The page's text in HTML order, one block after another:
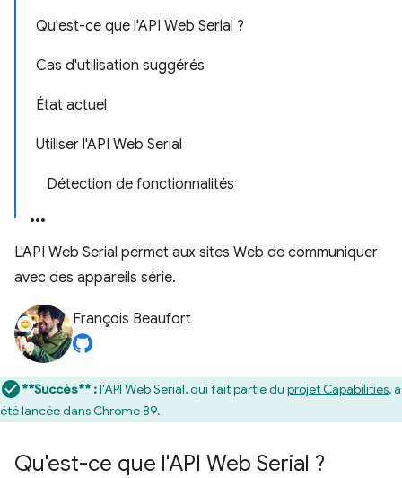
Qu'est-ce que l'API Web Serial ?
Cas d'utilisation suggérés
État actuel
Utiliser l'API Web Serial
Détection de fonctionnalités
L'API Web Serial permet aux sites Web de communiquer
avec des appareils série.
François Beaufort
**Succès** :l'API Web Serial, qui fait partie du projet Capabilities, a
été lancée dans Chrome 89.
Qu'est-ce que l'API Web Serial ?